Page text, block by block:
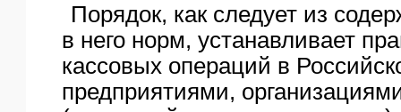
Порядок, как следует из
в него норм, устанавливает
кассовых операций в
предприятиями,